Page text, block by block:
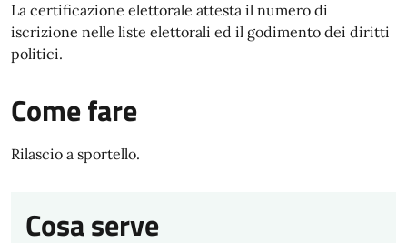
La certificazione elettorale attesta il numero di
iscrizione nelle liste elettorali ed il godimento dei diritti
politici.
Come fare
Rilascio a sportello.
Cosa serve